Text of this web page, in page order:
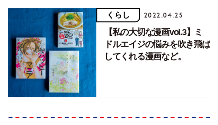
くらし 2022.04.25
【私の大切な漫画vol.3】ミ
ドルエイジの悩みを吹き飛ば
してくれる漫画など。